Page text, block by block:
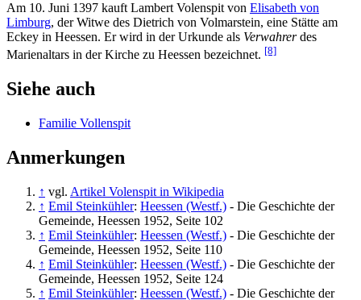
Am 10. Juni 1397 kauft Lambert Volenspit von Elisabeth von
Limburg, der Witwe des Dietrich von Volmarstein, eine Stätte am
Eckey in Heessen. Er wird in der Urkunde als Verwahrerdes
Marienaltars in der Kirche zu Heessen bezeichnet. [8]
Siehe auch
Familie Vollenspit
Anmerkungen
↑ vgl. Artikel Volenspit in Wikipedia
↑ Emil Steinkühler: Heessen (Westf.) - Die Geschichte der
Gemeinde, Heessen 1952, Seite 102
↑ Emil Steinkühler: Heessen (Westf.) - Die Geschichte der
Gemeinde, Heessen 1952, Seite 110
↑ Emil Steinkühler: Heessen (Westf.) - Die Geschichte der
Gemeinde, Heessen 1952, Seite 124
↑ Emil Steinkühler: Heessen (Westf.) - Die Geschichte der